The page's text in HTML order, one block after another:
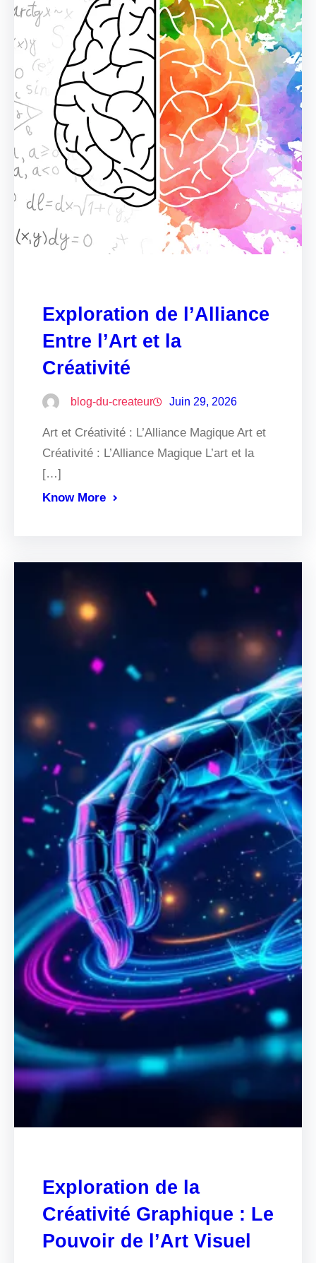
Exploration de l’Alliance
Entre l’Art et la
Créativité
blog-du-createur Juin 29, 2026
Art et Créativité : L’Alliance Magique Art et
Créativité : L’Alliance Magique L’art et la
[…]
Know More
Exploration de la
Créativité Graphique : Le
Pouvoir de l’Art Visuel